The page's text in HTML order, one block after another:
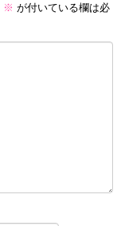
※ が付いている欄は必